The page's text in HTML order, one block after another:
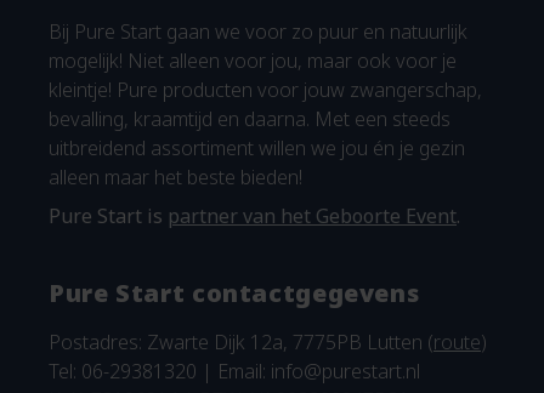
Bij Pure Start gaan we voor zo puur en natuurlijk
mogelijk! Niet alleen voor jou, maar ook voor je
kleintje! Pure producten voor jouw zwangerschap,
bevalling, kraamtijd en daarna. Met een steeds
uitbreidend assortiment willen we jou én je gezin
alleen maar het beste bieden!
Pure Start is partner van het Geboorte Event.
Pure Start contactgegevens
Postadres: Zwarte Dijk 12a, 7775PB Lutten (route)
Tel: 06-29381320 | Email: info@purestart.nl